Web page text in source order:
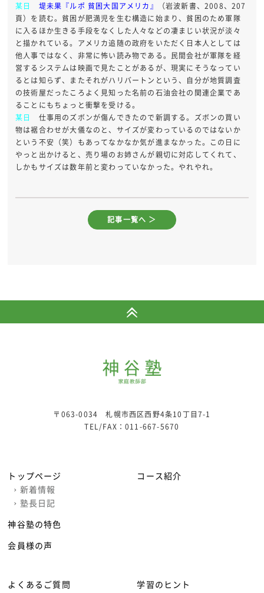
某日
堤未果『ルポ 貧困大国アメリカ』
（岩波新書、2008、207
頁）を読む。貧困が肥満児を生む構造に始まり、貧困のため軍隊
に入るほか生きる手段をなくした人々などの凄まじい状況が淡々
と描かれている。アメリカ追随の政府をいただく日本人としては
他人事ではなく、非常に怖い読み物である。民間会社が軍隊を経
営するシステムは映画で見たことがあるが、現実にそうなってい
るとは知らず、またそれがハリバートンという、自分が地質調査
の技術屋だったころよく見知った名前の石油会社の関連企業であ
ることにもちょっと衝撃を受ける。
某日
仕事用のズボンが傷んできたので新調する。ズボンの買い
物は裾合わせが大儀なのと、サイズが変わっているのではないか
という不安（笑）もあってなかなか気が進まなかった。この日に
やっと出かけると、売り場のお姉さんが親切に対応してくれて、
しかもサイズは数年前と変わっていなかった。やれやれ。
記事一覧へ ＞
〒063-0034 札幌市西区西野4条10丁目7-1
TEL/FAX：011-667-5670
トップページ
› 新着情報
› 塾長日記
神谷塾の特色
会員様の声
コース紹介
よくあるご質問 学習のヒント